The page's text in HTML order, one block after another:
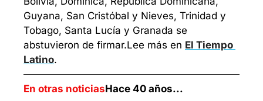
Guyana, San Cristóbal y Nieves, Trinidad y
Tobago, Santa Lucía y Granada se
abstuvieron de firmar.Lee más en El Tiempo
Latino.
En otras noticiasHace 40 años...